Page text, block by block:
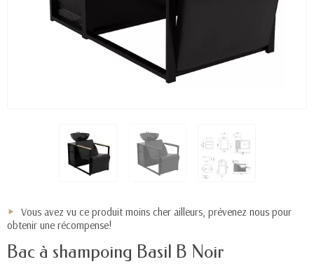
Vous avez vu ce produit moins cher ailleurs, prévenez nous pour
obtenir une récompense!
Bac à shampoing Basil B Noir